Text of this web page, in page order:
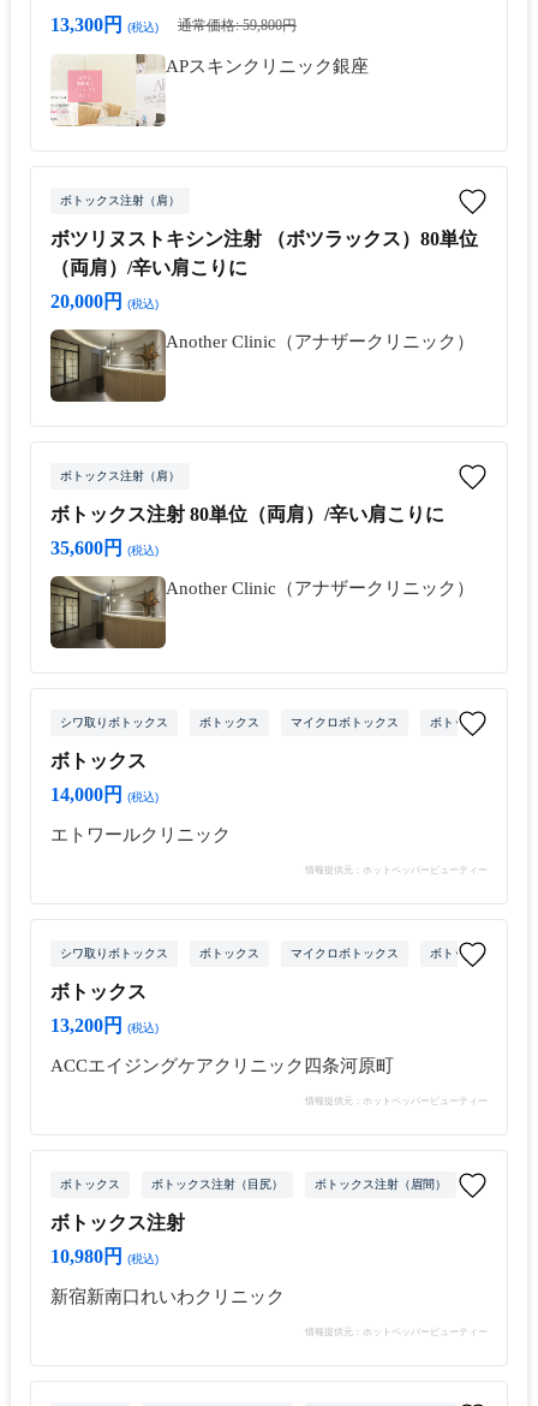
13,300円
(税込) 通常価格: 59,800円
APスキンクリニック銀座
ボトックス注射（肩）
ボツリヌストキシン注射 （ボツラックス）80単位
（両肩）/辛い肩こりに
20,000円
(税込)
Another Clinic（アナザークリニック）
ボトックス注射（肩）
ボトックス注射 80単位（両肩）/辛い肩こりに
35,600円
(税込)
Another Clinic（アナザークリニック）
シワ取りボトックス ボトックス マイクロボトックス ボトックス注射（
ボトックス
14,000円
(税込)
エトワールクリニック
情報提供元：ホットペッパービューティー
シワ取りボトックス ボトックス マイクロボトックス ボトックス注射（
ボトックス
13,200円
(税込)
ACCエイジングケアクリニック四条河原町
情報提供元：ホットペッパービューティー
ボトックス ボトックス注射（目尻） ボトックス注射（眉間） ボトック
ボトックス注射
10,980円
(税込)
新宿新南口れいわクリニック
情報提供元：ホットペッパービューティー